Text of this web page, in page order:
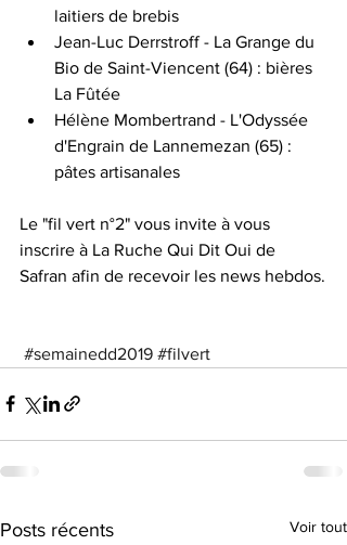
laitiers de brebis
Jean-Luc Derrstroff - La Grange du
Bio de Saint-Viencent (64) : bières
La Fûtée
Hélène Mombertrand - L'Odyssée
d'Engrain de Lannemezan (65) :
pâtes artisanales
Le "fil vert n°2" vous invite à vous
inscrire à La Ruche Qui Dit Oui de
Safran afin de recevoir les news hebdos.
#semainedd2019 #filvert
Posts récents Voir tout